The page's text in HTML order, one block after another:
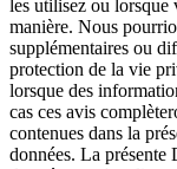
les utilisez ou lorsque
manière. Nous
supplémentaires ou
protection de la vie
lorsque des
cas ces avis
contenues dans la
données. La présente